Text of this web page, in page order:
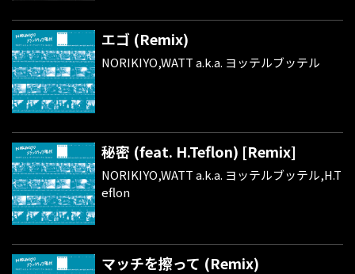
エゴ (Remix)
NORIKIYO,WATT a.k.a. ヨッテルブッテル
秘密 (feat. H.Teflon) [Remix]
NORIKIYO,WATT a.k.a. ヨッテルブッテル,H.T
eflon
マッチを擦って (Remix)